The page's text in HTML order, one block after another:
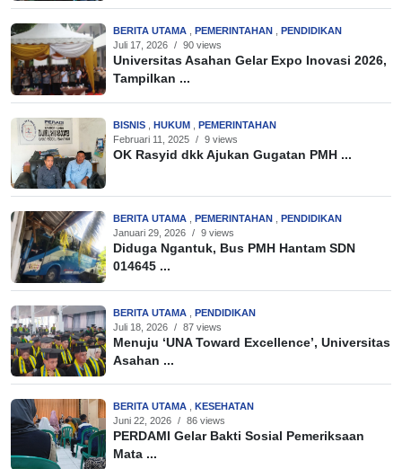
BERITA UTAMA PEMERINTAHAN
PENDIDIKAN
Juli 17, 2026 / 90 views
Universitas Asahan Gelar Expo Inovasi 2026,
Tampilkan ...
BISNIS HUKUM
PEMERINTAHAN
Februari 11, 2025 / 9 views
OK Rasyid dkk Ajukan Gugatan PMH ...
BERITA UTAMA PEMERINTAHAN
PENDIDIKAN
Januari 29, 2026 / 9 views
Diduga Ngantuk, Bus PMH Hantam SDN
014645 ...
BERITA UTAMA
PENDIDIKAN
Juli 18, 2026 / 87 views
Menuju ‘UNA Toward Excellence’, Universitas
Asahan ...
BERITA UTAMA
KESEHATAN
Juni 22, 2026 / 86 views
PERDAMI Gelar Bakti Sosial Pemeriksaan
Mata ...